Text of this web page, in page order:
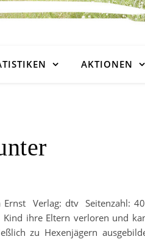
AKTIONEN
Verlag: dtv Seitenzahl:
ihre Eltern verloren und
zu Hexenjägern